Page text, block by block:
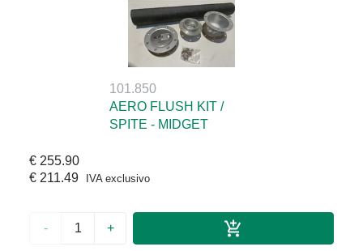
101.850
AERO FLUSH KIT /
SPITE - MIDGET
€ 255.90
€ 211.49
IVA exclusivo
- +